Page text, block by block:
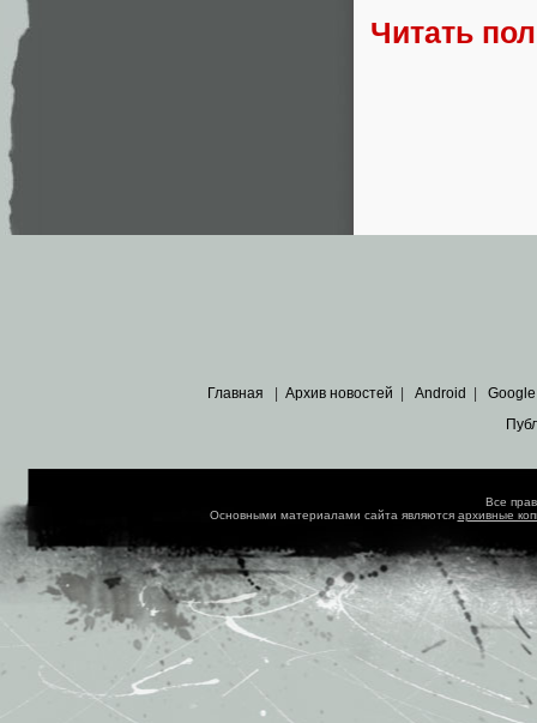
Читать
Главная Архив новостей Android Google
Все
Основными материалами сайта являются архивные